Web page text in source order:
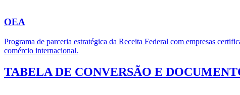
OEA
Programa de parceria estratégica da Receita Federal com empresas
comércio internacional.
TABELA DE CONVERSÃO E